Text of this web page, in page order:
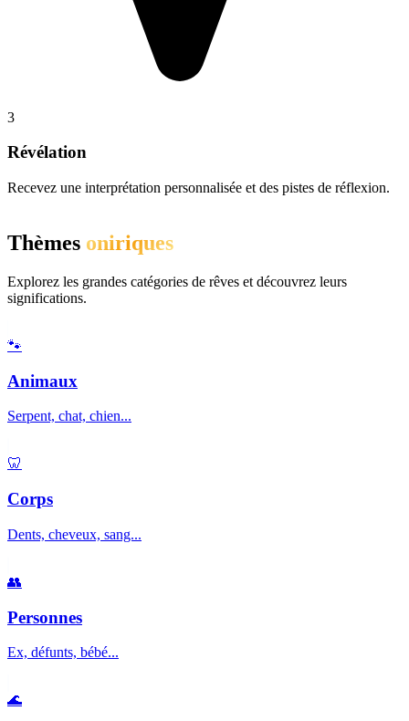
3
Révélation
Recevez une interprétation personnalisée et des pistes de réflexion.
Thèmes oniriques
Explorez les grandes catégories de rêves et découvrez leurs
significations.
🐾
Animaux
Serpent, chat, chien...
🦷
Corps
Dents, cheveux, sang...
👥
Personnes
Ex, défunts, bébé...
🌊